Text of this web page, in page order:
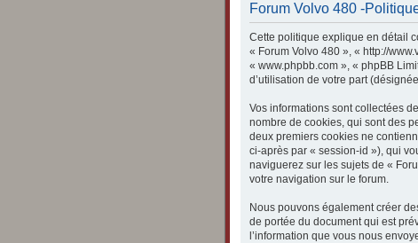
Forum Volvo 480 -
Cette politique explique en détail
« Forum Volvo 480 », « http://
« www.phpbb.com », « phpBB
d’utilisation de votre part
Vos informations sont collectées
nombre de cookies, qui sont des
deux premiers cookies ne
ci-après par « session-id »), qui
naviguerez sur les sujets de «
votre navigation sur le forum.
Nous pouvons également créer
de portée du document qui est
l’information que vous nous